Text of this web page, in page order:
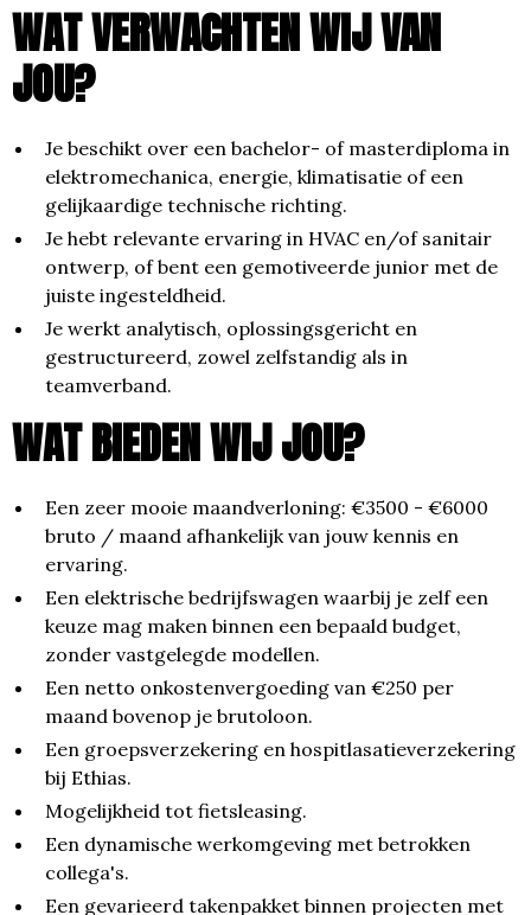
WAT VERWACHTEN WIJ VAN
JOU?
Je beschikt over een bachelor- of masterdiploma in
elektromechanica, energie, klimatisatie of een
gelijkaardige technische richting.
Je hebt relevante ervaring in HVAC en/of sanitair
ontwerp, of bent een gemotiveerde junior met de
juiste ingesteldheid.
Je werkt analytisch, oplossingsgericht en
gestructureerd, zowel zelfstandig als in
teamverband.
WAT BIEDEN WIJ JOU?
Een zeer mooie maandverloning: €3500 - €6000
bruto / maand afhankelijk van jouw kennis en
ervaring.
Een elektrische bedrijfswagen waarbij je zelf een
keuze mag maken binnen een bepaald budget,
zonder vastgelegde modellen.
Een netto onkostenvergoeding van €250 per
maand bovenop je brutoloon.
Een groepsverzekering en hospitlasatieverzekering
bij Ethias.
Mogelijkheid tot fietsleasing.
Een dynamische werkomgeving met betrokken
collega's.
Een gevarieerd takenpakket binnen projecten met